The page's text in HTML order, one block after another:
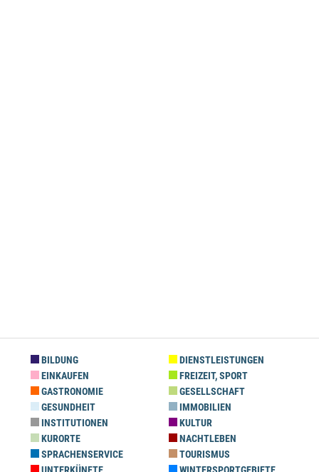
BILDUNG
DIENSTLEISTUNGEN
EINKAUFEN
FREIZEIT, SPORT
GASTRONOMIE
GESELLSCHAFT
GESUNDHEIT
IMMOBILIEN
INSTITUTIONEN
KULTUR
KURORTE
NACHTLEBEN
SPRACHENSERVICE
TOURISMUS